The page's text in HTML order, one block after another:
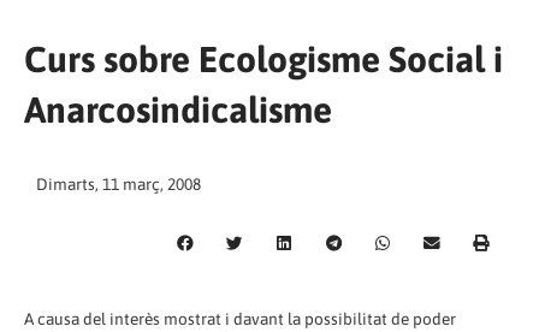
Curs sobre Ecologisme Social i
Anarcosindicalisme
Dimarts, 11 març, 2008
A causa del interès mostrat i davant la possibilitat de poder